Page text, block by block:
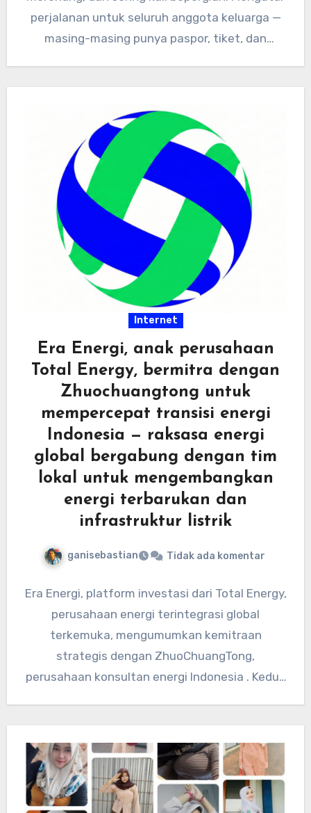
perjalanan untuk seluruh anggota keluarga —
masing-masing punya paspor, tiket, dan
Internet
Era Energi, anak perusahaan
Total Energy, bermitra dengan
Zhuochuangtong untuk
mempercepat transisi energi
Indonesia — raksasa energi
global bergabung dengan tim
lokal untuk mengembangkan
energi terbarukan dan
infrastruktur listrik
ganisebastian Tidak ada komentar
Era Energi, platform investasi dari Total Energy,
perusahaan energi terintegrasi global
terkemuka, mengumumkan kemitraan
strategis dengan ZhuoChuangTong,
perusahaan konsultan energi Indonesia . Kedua